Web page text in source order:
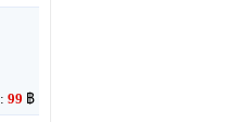
: 99 ฿